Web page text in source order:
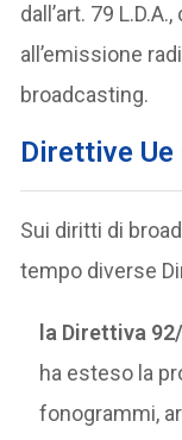
dall’art. 79
all’emissione
broadcasting.
Direttive
Sui diritti di
tempo diverse
la Direttiva
ha esteso la
fonogrammi,